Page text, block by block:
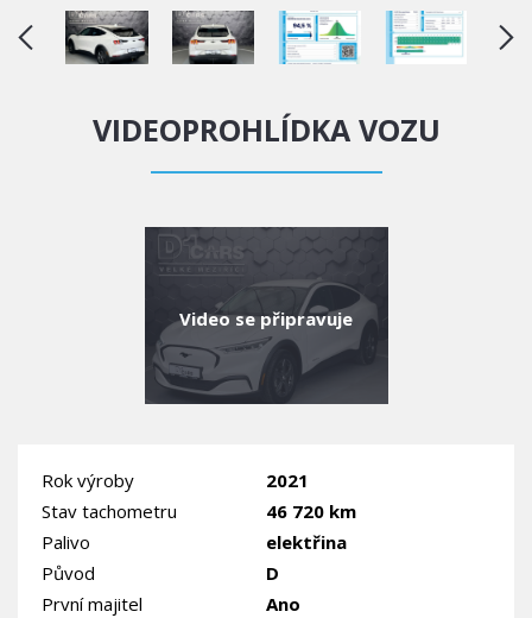
VIDEOPROHLÍDKA VOZU
Video se připravuje
Rok výroby
2021
Stav tachometru
46 720 km
Palivo
elektřina
Původ
D
První majitel
Ano